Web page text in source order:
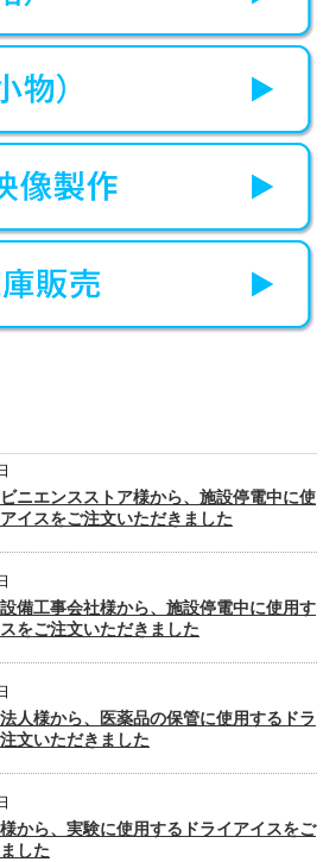
ニエンスストア様から、施設停電中に使
イスをご注文いただきました
備工事会社様から、施設停電中に使用す
をご注文いただきました
人様から、医薬品の保管に使用するドラ
文いただきました
から、実験に使用するドライアイスをご
した